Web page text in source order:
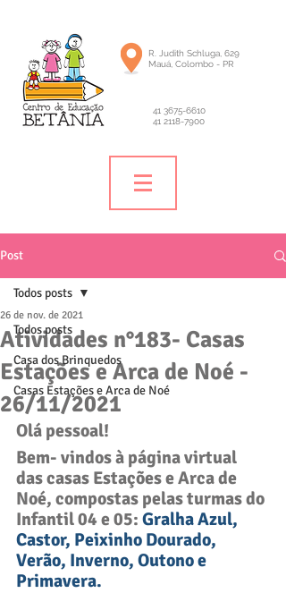
R. Judith Schluga, 629
Mauá, Colombo - PR
41 3675-6610
41 2118-7900
Post
Todos posts
Casa dos Brinquedos
Casas Estações e Arca de Noé
Todos posts
Atividades n°183- Casas
Estações e Arca de Noé -
26/11/2021
26 de nov. de 2021
Olá pessoal!
Bem- vindos à página virtual
das casas Estações e Arca de
Noé, compostas pelas turmas do
Infantil 04 e 05: Gralha Azul,
Castor, Peixinho Dourado,
Verão, Inverno, Outono e
Primavera.